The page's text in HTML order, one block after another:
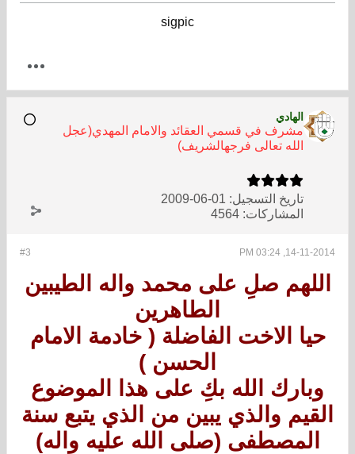
sigpic
الهادي
مشرف في قسمي العقائد والامام المهدي(عجل
الله تعالى فرجهالشريف)
تاريخ التسجيل: 01-06-2009
المشاركات: 4564
#3 14-11-2014, 03:24 PM
اللهم صلِ على محمد واله الطيبين
الطاهرين
حيا الاخت الفاضلة ( خادمة الامام
الحسن )
وبارك الله بكِ على هذا الموضوع
القيم والذي يبين من الذي يتبع سنة
المصطفى (صلى الله عليه واله)